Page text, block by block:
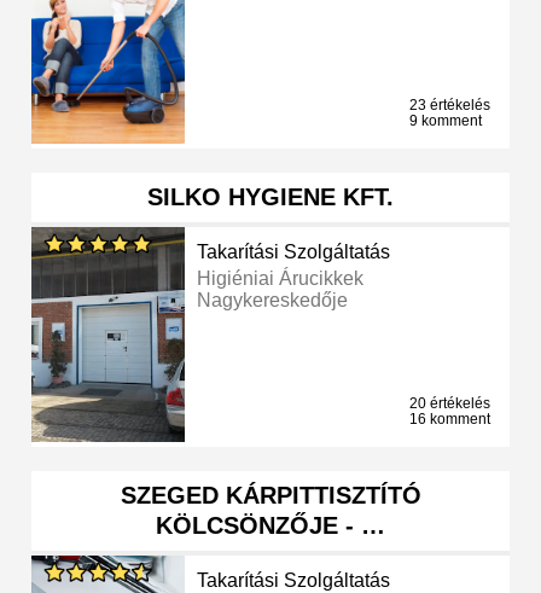
23 értékelés
9 komment
SILKO HYGIENE KFT.
Takarítási Szolgáltatás
Higiéniai Árucikkek
Nagykereskedője
20 értékelés
16 komment
SZEGED KÁRPITTISZTÍTÓ
KÖLCSÖNZŐJE - …
Takarítási Szolgáltatás